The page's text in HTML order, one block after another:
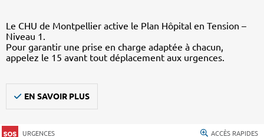
Le CHU de Montpellier active le Plan Hôpital en Tension –
Niveau 1.
Pour garantir une prise en charge adaptée à chacun,
appelez le 15 avant tout déplacement aux urgences.
EN SAVOIR PLUS
URGENCES ACCÈS RAPIDES